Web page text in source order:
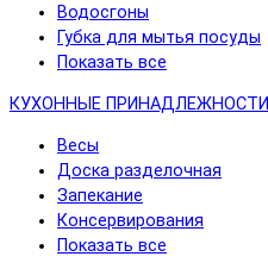
Водосгоны
Губка для мытья посуды
Показать все
КУХОННЫЕ ПРИНАДЛЕЖНОСТИ
Весы
Доска разделочная
Запекание
Консервирования
Показать все